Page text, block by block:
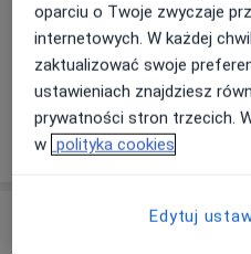
Płatność online
Oszczędź swój czas
oparciu o Twoje zwyczaje
internetowych. W każdej
zaktualizować swoje
ustawieniach znajdziesz
prywatności stron trzecich.
w polityka cookies
Edytuj